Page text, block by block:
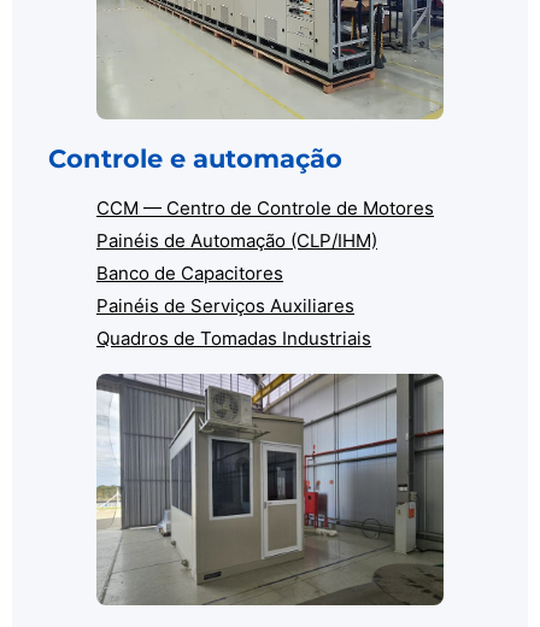
Controle e automação
CCM — Centro de Controle de Motores
Painéis de Automação (CLP/IHM)
Banco de Capacitores
Painéis de Serviços Auxiliares
Quadros de Tomadas Industriais